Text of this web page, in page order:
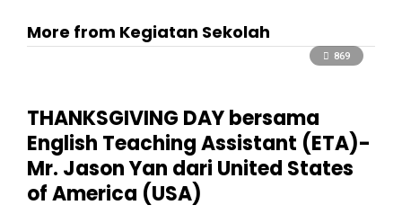
More from Kegiatan Sekolah
869
THANKSGIVING DAY bersama
English Teaching Assistant (ETA)-
Mr. Jason Yan dari United States
of America (USA)